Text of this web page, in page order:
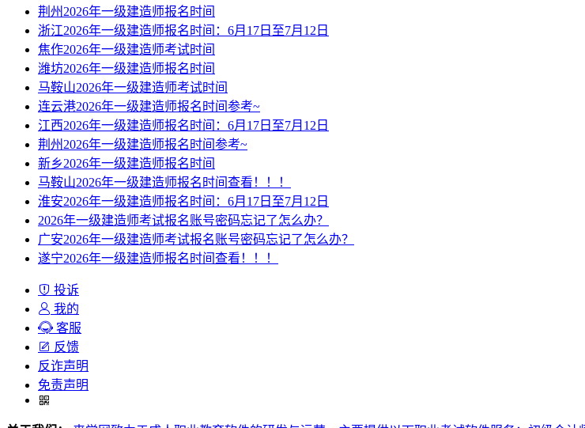
荆州2026年一级建造师报名时间
浙江2026年一级建造师报名时间：6月17日至7月12日
焦作2026年一级建造师考试时间
潍坊2026年一级建造师报名时间
马鞍山2026年一级建造师考试时间
连云港2026年一级建造师报名时间参考~
江西2026年一级建造师报名时间：6月17日至7月12日
荆州2026年一级建造师报名时间参考~
新乡2026年一级建造师报名时间
马鞍山2026年一级建造师报名时间查看！！！
淮安2026年一级建造师报名时间：6月17日至7月12日
2026年一级建造师考试报名账号密码忘记了怎么办？
广安2026年一级建造师考试报名账号密码忘记了怎么办？
遂宁2026年一级建造师报名时间查看！！！
投诉
我的
客服
反馈
反诈声明
免责声明